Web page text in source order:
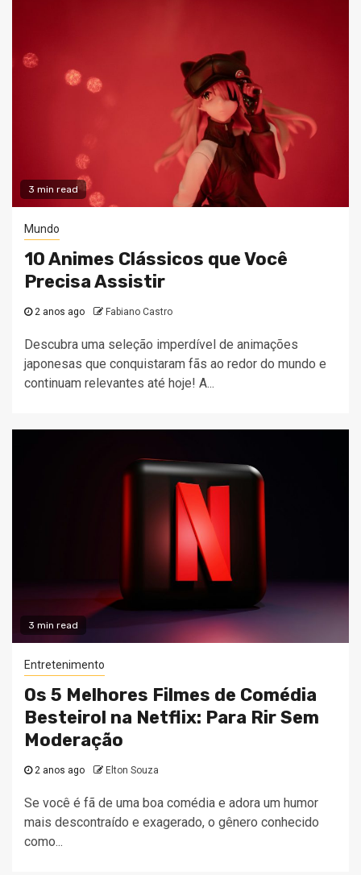
3 min read
Mundo
10 Animes Clássicos que Você
Precisa Assistir
2 anos ago Fabiano Castro
Descubra uma seleção imperdível de animações
japonesas que conquistaram fãs ao redor do mundo e
continuam relevantes até hoje! A...
3 min read
Entretenimento
Os 5 Melhores Filmes de Comédia
Besteirol na Netflix: Para Rir Sem
Moderação
2 anos ago Elton Souza
Se você é fã de uma boa comédia e adora um humor
mais descontraído e exagerado, o gênero conhecido
como...